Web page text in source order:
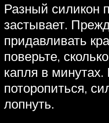
Разный силикон
застывает.
придавливать
поверьте,
капля в минутах.
поторопиться,
лопнуть.